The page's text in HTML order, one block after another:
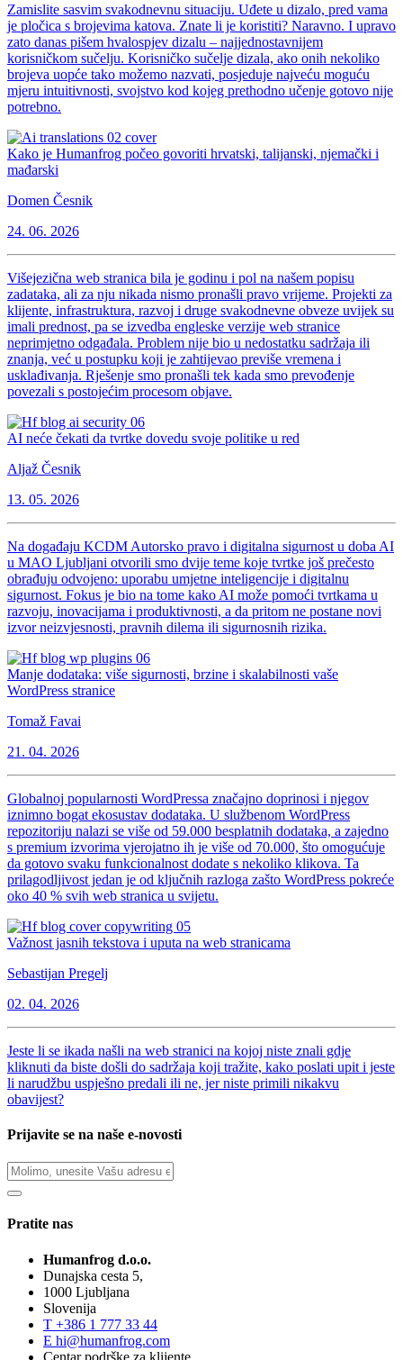
Zamislite sasvim svakodnevnu situaciju. Uđete u dizalo, pred vama
je pločica s brojevima katova. Znate li je koristiti? Naravno. I upravo
zato danas pišem hvalospjev dizalu – najjednostavnijem
korisničkom sučelju. Korisničko sučelje dizala, ako onih nekoliko
brojeva uopće tako možemo nazvati, posjeduje najveću moguću
mjeru intuitivnosti, svojstvo kod kojeg prethodno učenje gotovo nije
potrebno.
Kako je Humanfrog počeo govoriti hrvatski, talijanski, njemački i
mađarski
Domen Česnik
24. 06. 2026
Višejezična web stranica bila je godinu i pol na našem popisu
zadataka, ali za nju nikada nismo pronašli pravo vrijeme. Projekti za
klijente, infrastruktura, razvoj i druge svakodnevne obveze uvijek su
imali prednost, pa se izvedba engleske verzije web stranice
neprimjetno odgađala. Problem nije bio u nedostatku sadržaja ili
znanja, već u postupku koji je zahtijevao previše vremena i
usklađivanja. Rješenje smo pronašli tek kada smo prevođenje
povezali s postojećim procesom objave.
AI neće čekati da tvrtke dovedu svoje politike u red
Aljaž Česnik
13. 05. 2026
Na događaju KCDM Autorsko pravo i digitalna sigurnost u doba AI
u MAO Ljubljani otvorili smo dvije teme koje tvrtke još prečesto
obrađuju odvojeno: uporabu umjetne inteligencije i digitalnu
sigurnost. Fokus je bio na tome kako AI može pomoći tvrtkama u
razvoju, inovacijama i produktivnosti, a da pritom ne postane novi
izvor neizvjesnosti, pravnih dilema ili sigurnosnih rizika.
Manje dodataka: više sigurnosti, brzine i skalabilnosti vaše
WordPress stranice
Tomaž Favai
21. 04. 2026
Globalnoj popularnosti WordPressa značajno doprinosi i njegov
iznimno bogat ekosustav dodataka. U službenom WordPress
repozitoriju nalazi se više od 59.000 besplatnih dodataka, a zajedno
s premium izvorima vjerojatno ih je više od 70.000, što omogućuje
da gotovo svaku funkcionalnost dodate s nekoliko klikova. Ta
prilagodljivost jedan je od ključnih razloga zašto WordPress pokreće
oko 40 % svih web stranica u svijetu.
Važnost jasnih tekstova i uputa na web stranicama
Sebastijan Pregelj
02. 04. 2026
Jeste li se ikada našli na web stranici na kojoj niste znali gdje
kliknuti da biste došli do sadržaja koji tražite, kako poslati upit i jeste
li narudžbu uspješno predali ili ne, jer niste primili nikakvu
obavijest?
Prijavite se na naše e-novosti
Pratite nas
Humanfrog d.o.o.
Dunajska cesta 5,
1000 Ljubljana
Slovenija
T +386 1 777 33 44
E hi@humanfrog.com
Centar podrške za klijente